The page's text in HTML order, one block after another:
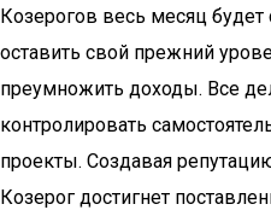
Козерогов весь месяц
оставить свой прежний
преумножить доходы. Все
контролировать
проекты. Создавая
Козерог достигнет